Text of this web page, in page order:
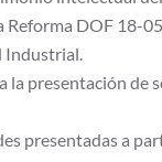
Reforma DOF 18-
Industrial.
la presentación
presentadas a